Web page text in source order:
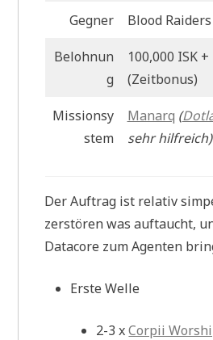
Gegner Blood
Belohnun
g
100,000 ISK
(Zeitbonus)
Missionsy
stem
Manarq (
sehr hilfreich)
Der Auftrag ist relativ
zerstören was auftaucht,
Datacore zum Agenten
Erste Welle
2-3 xCorpii